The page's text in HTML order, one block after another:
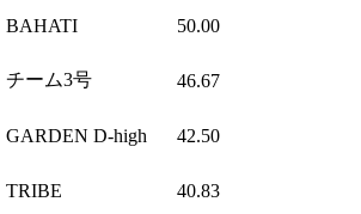
BAHATI 50.00
チーム3号 46.67
GARDEN D-high 42.50
TRIBE 40.83